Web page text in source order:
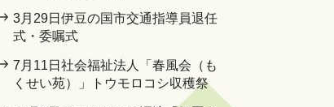
3月29日伊豆の国市交通指導員退任
式・委嘱式
7月11日社会福祉法人「春風会（も
くせい苑）」トウモロコシ収穫祭